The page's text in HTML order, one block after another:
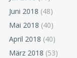
Juni 2018 (48)
Mai 2018 (40)
April 2018 (40)
März 2018 (53)